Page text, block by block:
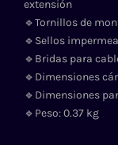
extensión
🔹Tornillos de
🔹Sellos
🔹Bridas para
🔹Dimensiones
🔹Dimensiones
🔹Peso: 0.37 kg